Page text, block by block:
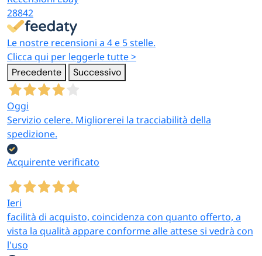
28842
Le nostre recensioni a 4 e 5 stelle.
Clicca qui per leggerle tutte >
Precedente Successivo
Oggi
Servizio celere. Migliorerei la tracciabilità della
spedizione.
Acquirente verificato
Ieri
facilità di acquisto, coincidenza con quanto offerto, a
vista la qualità appare conforme alle attese si vedrà con
l'uso